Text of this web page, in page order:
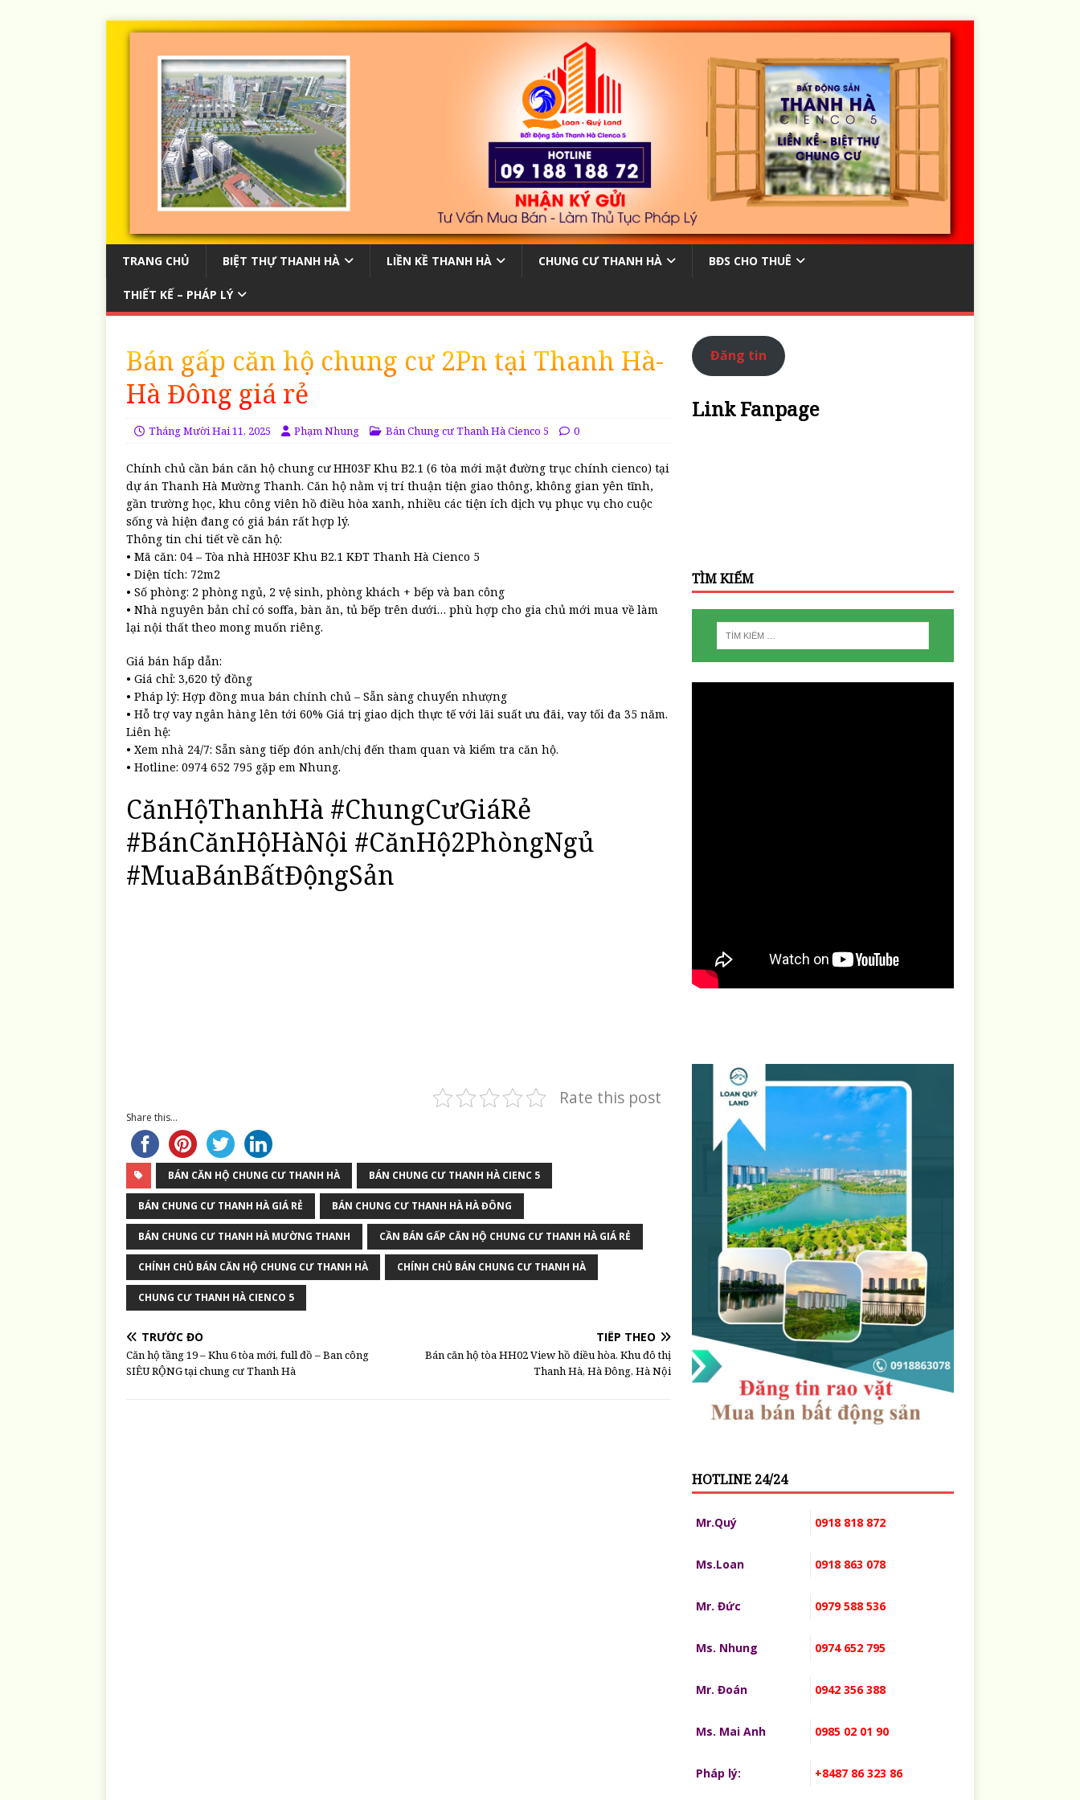
TRANG CHỦ BIỆT THỰ THANH HÀ LIỀN KỀ THANH HÀ CHUNG CƯ THANH HÀ BĐS CHO THUÊ
THIẾT KẾ – PHÁP LÝ
Bán gấp căn hộ chung cư 2Pn tại Thanh Hà-
Hà Đông giá rẻ
Tháng Mười Hai 11, 2025 Phạm Nhung Bán Chung cư Thanh Hà Cienco 5 0
Chính chủ cần bán căn hộ chung cư HH03F Khu B2.1 (6 tòa mới mặt đường trục chính cienco) tại
dự án Thanh Hà Mường Thanh. Căn hộ nằm vị trí thuận tiện giao thông, không gian yên tĩnh,
gần trường học, khu công viên hồ điều hòa xanh, nhiều các tiện ích dịch vụ phục vụ cho cuộc
sống và hiện đang có giá bán rất hợp lý.
Thông tin chi tiết về căn hộ:
• Mã căn: 04 – Tòa nhà HH03F Khu B2.1 KĐT Thanh Hà Cienco 5
• Diện tích: 72m2
• Số phòng: 2 phòng ngủ, 2 vệ sinh, phòng khách + bếp và ban công
• Nhà nguyên bản chỉ có soffa, bàn ăn, tủ bếp trên dưới… phù hợp cho gia chủ mới mua về làm
lại nội thất theo mong muốn riêng.
Giá bán hấp dẫn:
• Giá chỉ: 3,620 tỷ đồng
• Pháp lý: Hợp đồng mua bán chính chủ – Sẵn sàng chuyển nhượng
• Hỗ trợ vay ngân hàng lên tới 60% Giá trị giao dịch thực tế với lãi suất ưu đãi, vay tối đa 35 năm.
Liên hệ:
• Xem nhà 24/7: Sẵn sàng tiếp đón anh/chị đến tham quan và kiểm tra căn hộ.
• Hotline: 0974 652 795 gặp em Nhung.
CănHộThanhHà #ChungCưGiáRẻ
#BánCănHộHàNội #CănHộ2PhòngNgủ
#MuaBánBấtĐộngSản
Rate this post
Share this...
BÁN CĂN HỘ CHUNG CƯ THANH HÀ BÁN CHUNG CƯ THANH HÀ CIENC 5
BÁN CHUNG CƯ THANH HÀ GIÁ RẺ BÁN CHUNG CƯ THANH HÀ HÀ ĐÔNG
BÁN CHUNG CƯ THANH HÀ MƯỜNG THANH CẦN BÁN GẤP CĂN HỘ CHUNG CƯ THANH HÀ GIÁ RẺ
CHÍNH CHỦ BÁN CĂN HỘ CHUNG CƯ THANH HÀ CHÍNH CHỦ BÁN CHUNG CƯ THANH HÀ
CHUNG CƯ THANH HÀ CIENCO 5
TRƯỚC ĐÓ
Căn hộ tầng 19 – Khu 6 tòa mới, full đồ – Ban công
SIÊU RỘNG tại chung cư Thanh Hà
TIẾP THEO
Bán căn hộ tòa HH02 View hồ điều hòa. Khu đô thị
Thanh Hà, Hà Đông, Hà Nội
Đăng tin
Link Fanpage
TÌM KIẾM
HOTLINE 24/24
Mr.Quý 0918 818 872
Ms.Loan 0918 863 078
Mr. Đức 0979 588 536
Ms. Nhung 0974 652 795
Mr. Đoán 0942 356 388
Ms. Mai Anh 0985 02 01 90
Pháp lý: +8487 86 323 86